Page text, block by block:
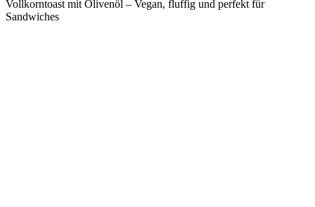
Vollkorntoast mit Olivenöl – Vegan, fluffig und perfekt für
Sandwiches